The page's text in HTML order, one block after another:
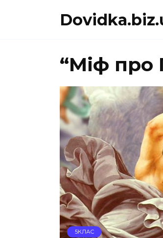
“Міф про
5КЛАС